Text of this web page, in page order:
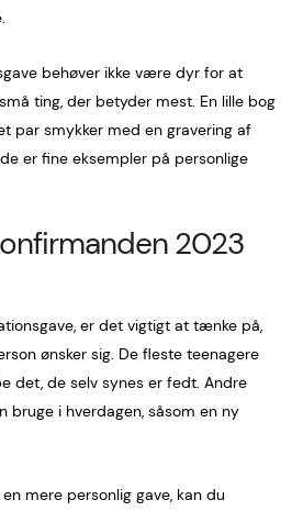
behøver ikke være dyr for at
ting, der betyder mest. En lille bog
par smykker med en gravering af
er fine eksempler på personlige
2023
er det vigtigt at tænke på,
ønsker sig. De fleste teenagere
det, de selv synes er fedt. Andre
bruge i hverdagen, såsom en ny
mere personlig gave, kan du